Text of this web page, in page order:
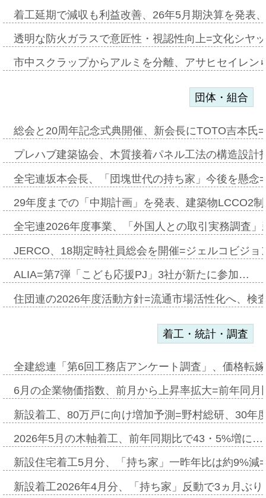
着工延期で減収も利益改善、26年5月期決算を発表
透明な防火ガラスで意匠性・視認性向上=文化シヤ
市中スクラップからアルミを分離、アサヒセイレ
団体・組合
総会と20周年記念式典開催、新会長にTOTO吉本氏
プレハブ建築協会、木質接着パネル工法の構造設
全宅連坂本会長、「団塊世代の持ち家」今後を懸
29年度までの「中期計画」を発表、建築物LCCO2
全宅連2026年度事業、「外国人との取引実務調査
JERCO、18期定時社員総会を開催=ジェルコビジ
ALIA=第7弾「こども応援PJ」3社が新たに参加…
住団連の2026年度活動方針=流通市場活性化へ、検
着工・統計・調査
全建総連「第6回工務店アンケート調査」、価格転
6月の企業物価指数、前月から上昇率拡大=前年同
新設着工、80万戸に向け増加予測=野村総研、30年
2026年5月の木軸着工、前年同期比で43・5%増に…
新設住宅着工5月分、「持ち家」一昨年比は約9%
新設着工2026年4月分、「持ち家」反動で3ヵ月ぶ